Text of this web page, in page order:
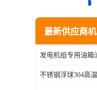
最新供应商机